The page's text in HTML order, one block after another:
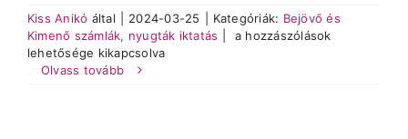
Kiss Anikó által 2024-03-25 Kategóriák: Bejövő és
Kimenő számlák, nyugták iktatás
Miért
a hozzászólások
lehetősége kikapcsolva
Olvass tovább